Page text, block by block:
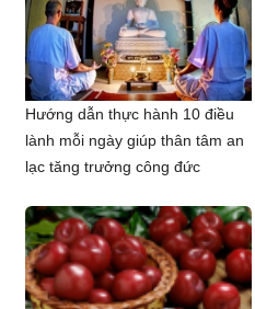
Hướng dẫn thực hành 10 điều
lành mỗi ngày giúp thân tâm an
lạc tăng trưởng công đức